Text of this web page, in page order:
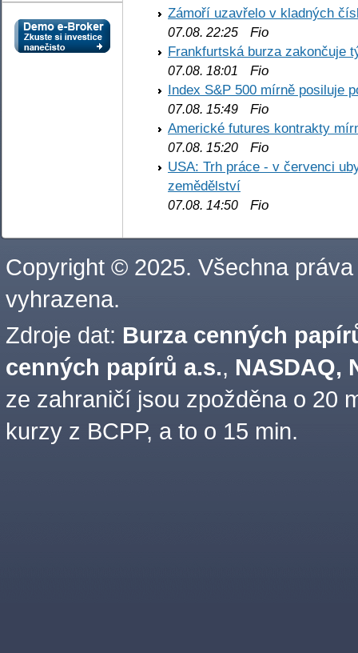
Zámoří uzavřelo v kladných
07.08. 22:25 Fio
Frankfurtská burza zakončuje
07.08. 18:01
Fio
Index S&P 500 mírně posiluje
07.08. 15:49 Fio
Americké futures kontrakty
07.08. 15:20 Fio
USA: Trh práce - v červenci
zemědělství
07.08. 14:50 Fio
Copyright © 2025. Všechna práva
vyhrazena.
Zdroje dat: Burza cenných
cenných papírů a.s., NASDAQ,
ze zahraničí jsou zpožděna o 20
kurzy z BCPP, a to o 15 min.